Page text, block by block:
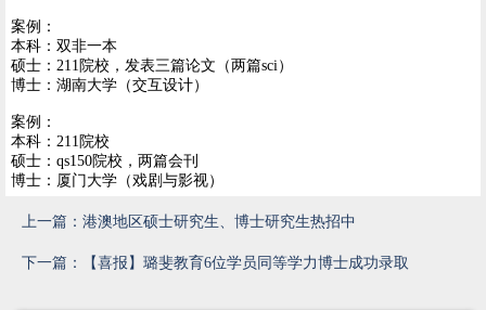
案例：
本科：双非一本
硕士：211院校，发表三篇论文（两篇sci）
博士：湖南大学（交互设计）
案例：
本科：211院校
硕士：qs150院校，两篇会刊
博士：厦门大学（戏剧与影视）
上一篇：港澳地区硕士研究生、博士研究生热招中
下一篇：【喜报】璐斐教育6位学员同等学力博士成功录取